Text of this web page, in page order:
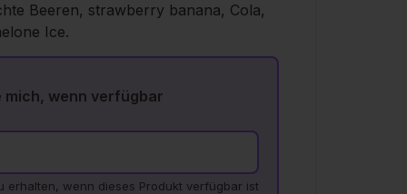
Beeren, strawberry banana, Cola,
Ice.
mich, wenn verfügbar
erhalten, wenn dieses Produkt verfügbar ist